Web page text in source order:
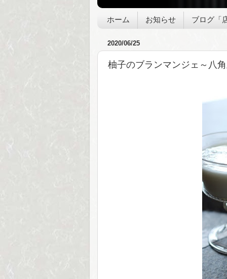
ホーム お知らせ ブログ「
2020/06/25
柚子のブランマンジェ～八